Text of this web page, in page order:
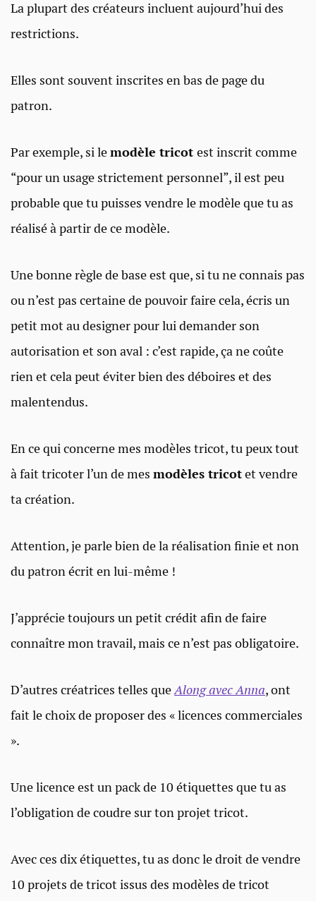
La plupart des créateurs incluent aujourd’hui des
restrictions.
Elles sont souvent inscrites en bas de page du
patron.
Par exemple, si lemodèle tricot est inscrit comme
“pour un usage strictement personnel”, il est peu
probable que tu puisses vendre le modèle que tu as
réalisé à partir de ce modèle.
Une bonne règle de base est que, si tu ne connais pas
ou n’est pas certaine de pouvoir faire cela, écris un
petit mot au designer pour lui demander son
autorisation et son aval : c’est rapide, ça ne coûte
rien et cela peut éviter bien des déboires et des
malentendus.
En ce qui concerne mes modèles tricot, tu peux tout
à fait tricoter l’un de mes modèles tricotet vendre
ta création.
Attention, je parle bien de la réalisation finie et non
du patron écrit en lui-même !
J’apprécie toujours un petit crédit afin de faire
connaître mon travail, mais ce n’est pas obligatoire.
D’autres créatrices telles queAlong avec Anna, ont
fait le choix de proposer des « licences commerciales
».
Une licence est un pack de 10 étiquettes que tu as
l’obligation de coudre sur ton projet tricot.
Avec ces dix étiquettes, tu as donc le droit de vendre
10 projets de tricot issus des modèles de tricot